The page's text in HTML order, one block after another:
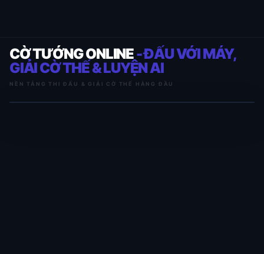
CỜ TƯỚNG ONLINE- ĐẤU VỚI MÁY,
GIẢI CỜ THẾ & LUYỆN AI
NỀN TẢNG THI ĐẤU & GIẢI CỜ THẾ HÀNG ĐẦU